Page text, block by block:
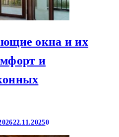
окна и их
и
22.11.20250